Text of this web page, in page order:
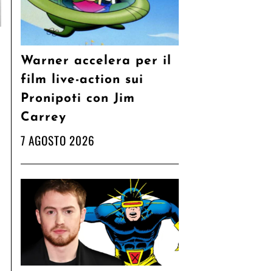
Warner accelera per il
film live-action sui
Pronipoti con Jim
Carrey
7 AGOSTO 2026